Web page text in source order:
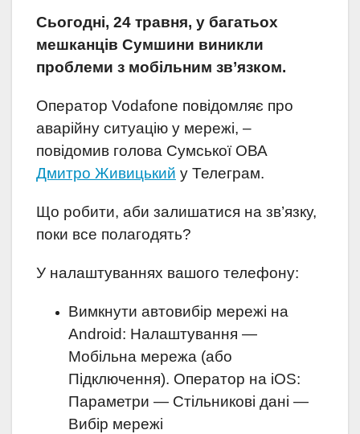
Сьогодні, 24 травня, у багатьох
мешканців Сумшини виникли
проблеми з мобільним зв’язком.
Оператор Vodafone повідомляє про
аварійну ситуацію у мережі, –
повідомив голова Сумської ОВА
Дмитро Живицький у Телеграм.
Що робити, аби залишатися на зв’язку,
поки все полагодять?
У налаштуваннях вашого телефону:
Вимкнути автовибір мережі на
Android: Налаштування —
Мобільна мережа (або
Підключення). Оператор на iOS:
Параметри — Стільникові дані —
Вибір мережі